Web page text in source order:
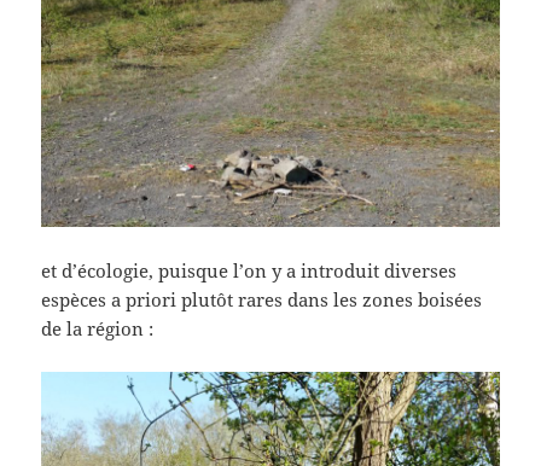
et d’écologie, puisque l’on y a introduit diverses
espèces a priori plutôt rares dans les zones boisées
de la région :